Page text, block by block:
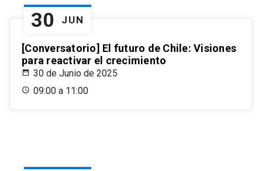
30 JUN
[Conversatorio] El futuro de Chile: Visiones
para reactivar el crecimiento
30 de Junio de 2025
09:00 a 11:00